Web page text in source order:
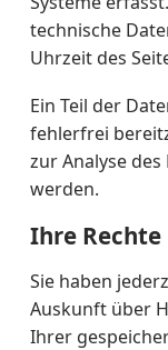
technische
Uhrzeit des
Ein Teil der
fehlerfrei
zur Analyse
werden.
Ihre Rechte
Sie haben
Auskunft über
Ihrer